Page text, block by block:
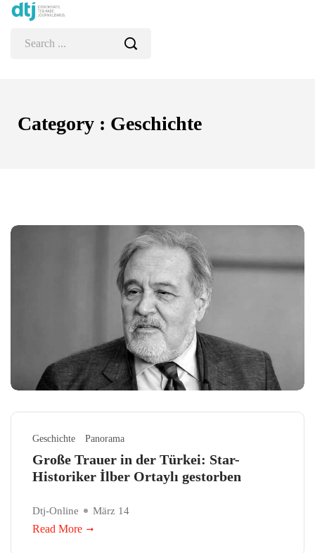
Category : Geschichte
Geschichte Panorama
Große Trauer in der Türkei: Star-
Historiker İlber Ortaylı gestorben
Dtj-Online März 14
Read More